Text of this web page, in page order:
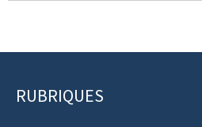
P
RUBRIQUES